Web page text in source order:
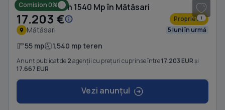
1
Comision 0%
Casă cu Teren 1540 Mp în Mătăsari
17.203 € Proprietar
Mătăsari 5 luni în urmă
55 mp 1.540 mp teren
Anunț publicat de2agenții cu prețuri cuprinse între17.203 EURși
17.667 EUR
Vezi anunțul